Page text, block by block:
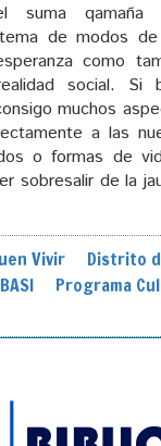
suma qamaña
de modos
como
social.
muchos
a las
o formas de
sobresalir de la
Vivir Distrito
Programa